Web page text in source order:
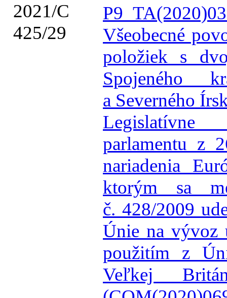
2021/C
425/29
Všeobecné
položiek s
Spojeného
a Severného
parlamentu z
nariadenia
ktorým sa
č. 428/2009
Únie na vývoz
použitím z
Veľkej